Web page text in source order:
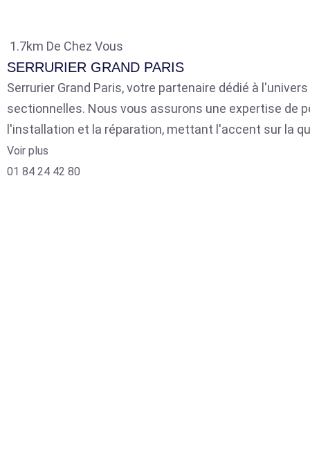
1.7km De Chez Vous
SERRURIER GRAND PARIS
Serrurier Grand Paris, votre partenaire dédié à
sectionnelles. Nous vous assurons une expertise de
l'installation et la réparation, mettant l'accent sur la
Voir plus
01 84 24 42 80